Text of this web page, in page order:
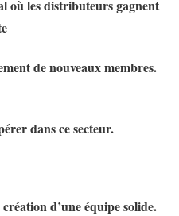
où les distributeurs gagnent
de nouveaux membres.
dans ce secteur.
d’une équipe solide.